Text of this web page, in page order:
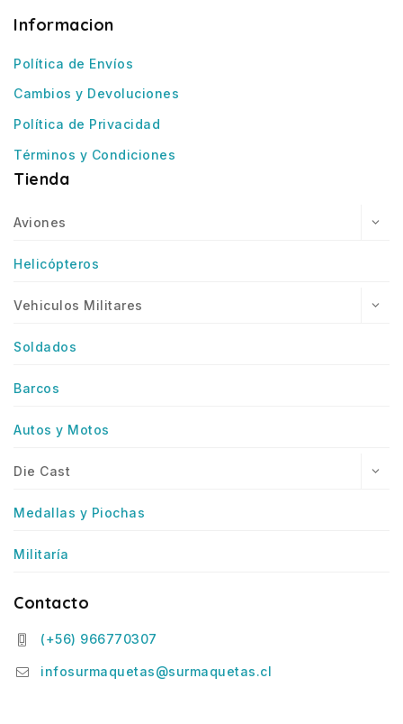
Informacion
Política de Envíos
Cambios y Devoluciones
Política de Privacidad
Términos y Condiciones
Tienda
Aviones
Helicópteros
Vehiculos Militares
Soldados
Barcos
Autos y Motos
Die Cast
Medallas y Piochas
Militaría
Contacto
(+56) 966770307
infosurmaquetas@surmaquetas.cl